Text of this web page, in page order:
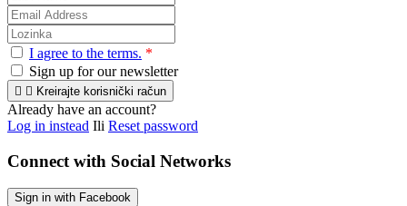
I agree to the terms. *
Sign up for our newsletter
  Kreirajte korisnički račun
Already have an account?
Log in instead Ili Reset password
Connect with Social Networks
Sign in with Facebook